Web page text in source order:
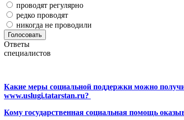
проводят регулярно
редко проводят
никогда не проводили
Ответы
специалистов
Какие меры социальной поддержки можно
www.uslugi.tatarstan.ru?
Кому государственная социальная помощь